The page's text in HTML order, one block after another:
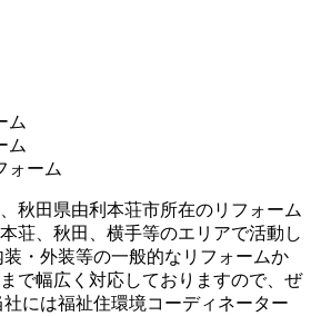
ム
ム
ォーム
秋田県由利本荘市所在のリフォーム
荘、秋田、横手等のエリアで活動し
・外装等の一般的なリフォームか
で幅広く対応しておりますので、ぜ
には福祉住環境コーディネーター